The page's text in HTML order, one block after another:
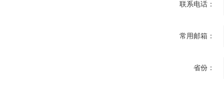
联系电话：
常用邮箱：
省份：